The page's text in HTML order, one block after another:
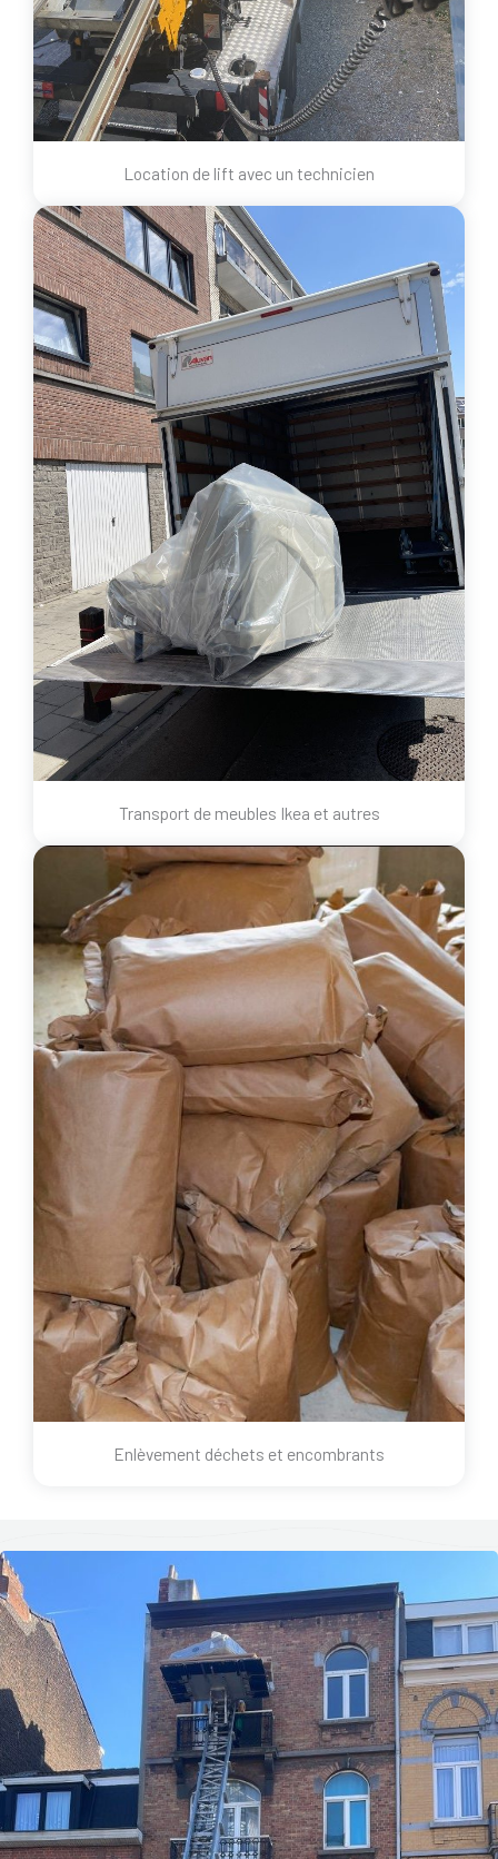
Location de lift avec un technicien
Transport de meubles Ikea et autres
Enlèvement déchets et encombrants